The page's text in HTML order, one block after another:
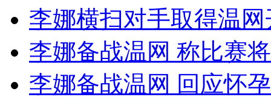
无痛分娩是否安全 医生回应
外交部：反对强权政治霸凌主义
外交部：有关国家言论片面不公正
李娜横扫对手取得温
李娜备战温网 称比赛
李娜备战温网 回应怀